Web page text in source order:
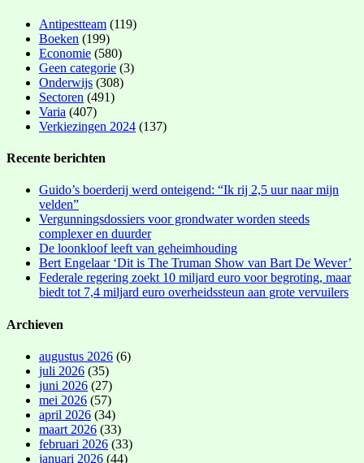
Antipestteam (119)
Boeken (199)
Economie (580)
Geen categorie (3)
Onderwijs (308)
Sectoren (491)
Varia (407)
Verkiezingen 2024 (137)
Recente berichten
Guido’s boerderij werd onteigend: “Ik rij 2,5 uur naar mijn
velden”
Vergunningsdossiers voor grondwater worden steeds
complexer en duurder
De loonkloof leeft van geheimhouding
Bert Engelaar ‘Dit is The Truman Show van Bart De Wever’
Federale regering zoekt 10 miljard euro voor begroting, maar
biedt tot 7,4 miljard euro overheidssteun aan grote vervuilers
Archieven
augustus 2026 (6)
juli 2026 (35)
juni 2026 (27)
mei 2026 (57)
april 2026 (34)
maart 2026 (33)
februari 2026 (33)
januari 2026 (44)